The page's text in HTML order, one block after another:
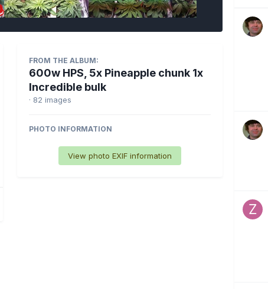
FROM THE ALBUM:
600w HPS, 5x Pineapple chunk 1x
Incredible bulk
· 82 images
PHOTO INFORMATION
View photo EXIF information